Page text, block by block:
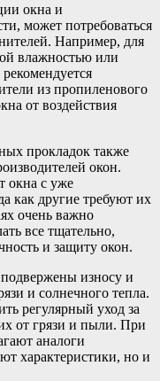
окна и
может потребоваться
Например, для
влажностью или
из пропиленового
от воздействия
прокладок также
окон.
окна с уже
как другие требуют их
очень важно
все тщательно,
и защиту окон.
износу и
и солнечного тепла.
регулярный уход за
от грязи и пыли. При
аналоги
характеристики, но и